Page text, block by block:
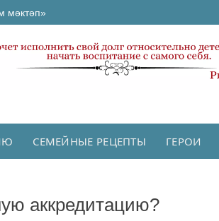
мәктәп»
СЕМЕЙНЫЕ РЕЦЕПТЫ ГЕРОИ
аккредитацию?